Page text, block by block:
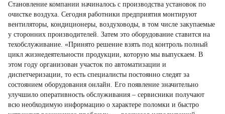
Становление компании начиналось с производства установок по
очистке воздуха. Сегодня работники предприятия монтируют
вентиляторы, кондиционеры, воздуховоды, в том числе закупаемые
у сторонних производителей. Затем это оборудование ставится на
техобслуживание. «Принято решение взять под контроль полный
цикл жизнедеятельности продукции, которую мы выпускаем. В
этом году организован участок по автоматизации и
диспетчеризации, то есть специалисты постоянно следят за
состоянием оборудования онлайн. Его появление значительно
улучшило оперативность обслуживания – сервисники получают
всю необходимую информацию о характере поломки и быстро